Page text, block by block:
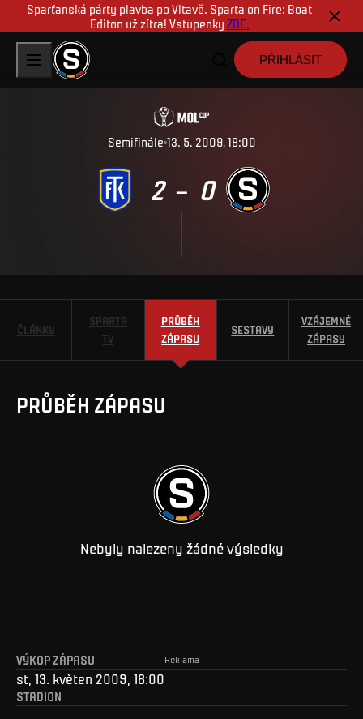
Sparťanská párty plavba po Vltavě. Sparta on Fire: Boat
Editon už zítra! Vstupenky ZDE.
PŘIHLÁSIT
Semifinále 13. 5. 2009, 18:00
2 – 0
ČLÁNKY
SPARTA
TV
PRŮBĚH
ZÁPASU
SESTAVY
VZÁJEMNÉ
ZÁPASY
PRŮBĚH ZÁPASU
Nebyly nalezeny žádné výsledky
Reklama
VÝKOP ZÁPASU
st, 13. květen 2009, 18:00
STADION